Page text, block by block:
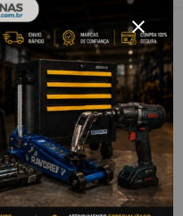
soquetes e acessórios
3/4” x 1” -